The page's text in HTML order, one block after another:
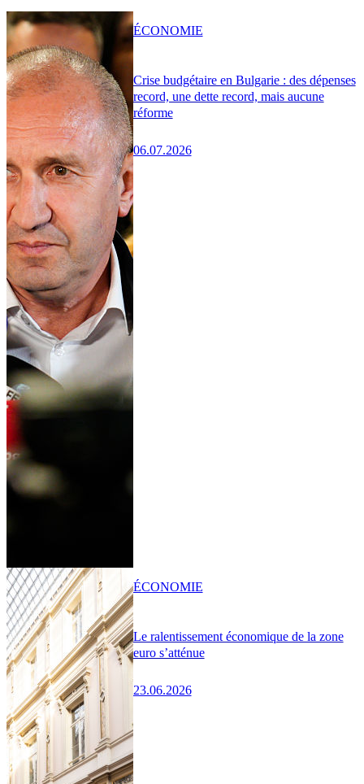
Crise budgétaire en Bulgarie : des dépenses
record, une dette record, mais aucune
réforme
06.07.2026
ÉCONOMIE
Le ralentissement économique de la zone
euro s’atténue
23.06.2026
ÉCONOMIE